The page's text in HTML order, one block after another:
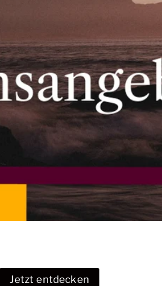
Jetzt entdecken